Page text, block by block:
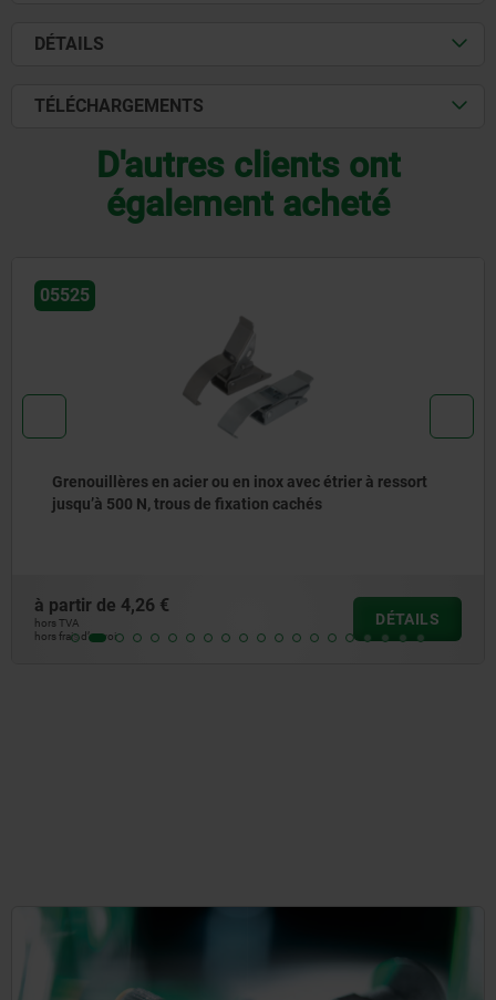
DÉTAILS
TÉLÉCHARGEMENTS
D'autres clients ont
également acheté
05538
Grenouillères en acier ou en inox avec étrier de serrage
large jusqu’à 2 000 N, trous de fixation cachés
à partir de 2,94 €
hors TVA
hors frais d’envoi
DÉTAILS